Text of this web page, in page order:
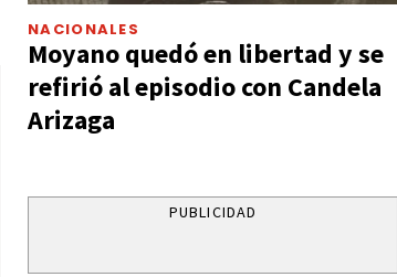
NACIONALES
Moyano quedó en libertad y se
refirió al episodio con Candela
Arizaga
PUBLICIDAD